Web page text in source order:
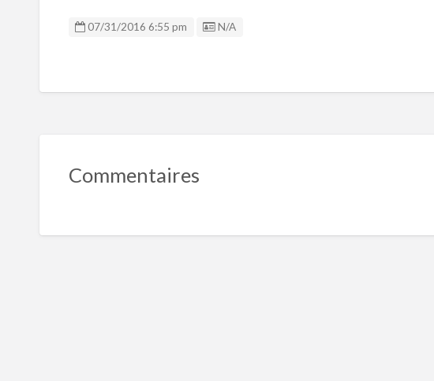
07/31/2016 6:55 pm Listing ID
N/A
Commentaires